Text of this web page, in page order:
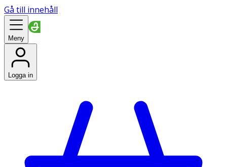
Gå till innehåll
Meny
Logga in